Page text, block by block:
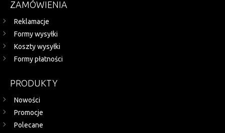
ZAMÓWIENIA
Reklamacje
Formy wysyłki
Koszty wysyłki
Formy płatności
PRODUKTY
Nowości
Promocje
Polecane